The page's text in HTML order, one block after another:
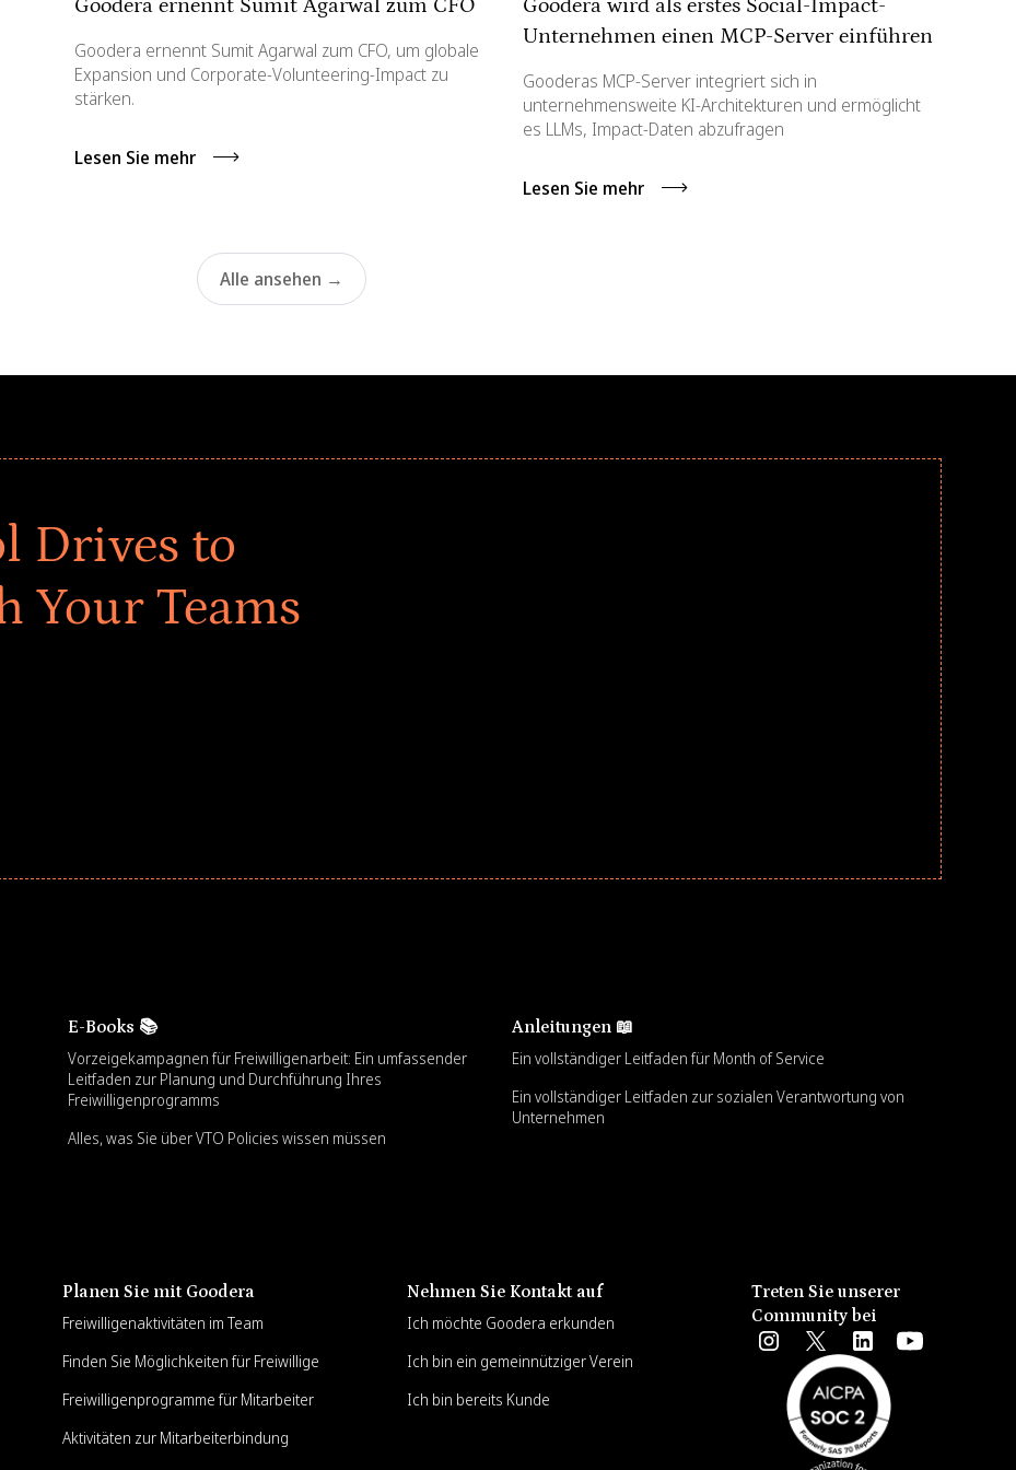
Goodera ernennt Sumit Agarwal zum CFO
Goodera ernennt Sumit Agarwal zum CFO, um globale
Expansion und Corporate-Volunteering-Impact zu
stärken.
Lesen Sie mehr
Goodera wird als erstes Social-Impact-
Unternehmen einen MCP-Server einführen
Gooderas MCP-Server integriert sich in
unternehmensweite KI-Architekturen und ermöglicht
es LLMs, Impact-Daten abzufragen
Lesen Sie mehr
Alle ansehen →
Drives to
Your Teams
E-Books 📚
Vorzeigekampagnen für Freiwilligenarbeit: Ein umfassender
Leitfaden zur Planung und Durchführung Ihres
Freiwilligenprogramms
Alles, was Sie über VTO Policies wissen müssen
Anleitungen 📖
Ein vollständiger Leitfaden für Month of Service
Ein vollständiger Leitfaden zur sozialen Verantwortung von
Unternehmen
Planen Sie mit Goodera
Freiwilligenaktivitäten im Team
Finden Sie Möglichkeiten für Freiwillige
Freiwilligenprogramme für Mitarbeiter
Aktivitäten zur Mitarbeiterbindung
Nehmen Sie Kontakt auf
Ich möchte Goodera erkunden
Ich bin ein gemeinnütziger Verein
Ich bin bereits Kunde
Treten Sie unserer
Community bei